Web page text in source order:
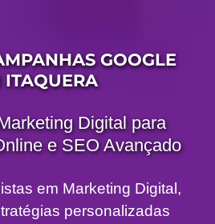
GOOGLE
ITAQUERA
Digital para
e SEO Avançado
em Marketing Digital,
personalizadas